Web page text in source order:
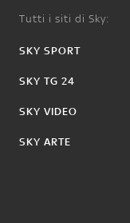
Tutti i siti di Sky:
SKY SPORT
SKY TG 24
SKY VIDEO
SKY ARTE